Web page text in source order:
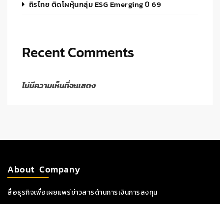
ถิรไทย ติดโผหุ้นกลุ่ม ESG Emerging ปี 69
Recent Comments
ไม่มีความเห็นที่จะแสดง
About Company
สื่อธุรกิจเพื่อเผยแพร่ข่าวสารด้านการเงินการลงทุน